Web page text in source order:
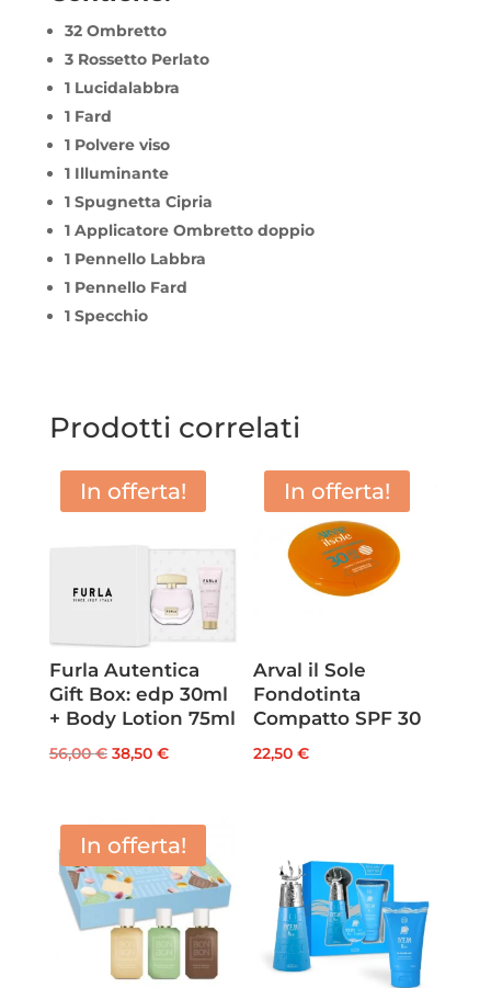
32 Ombretto
3 Rossetto Perlato
1 Lucidalabbra
1 Fard
1 Polvere viso
1 Illuminante
1 Spugnetta Cipria
1 Applicatore Ombretto doppio
1 Pennello Labbra
1 Pennello Fard
1 Specchio
Prodotti correlati
In offerta!
Furla Autentica
Gift Box: edp 30ml
+ Body Lotion 75ml
56,00€ Il
era:
56,00 €.
38,50 €Il
è:
38,50 €.
In offerta!
Arval il Sole
Fondotinta
Compatto SPF 30
22,50€
In offerta!